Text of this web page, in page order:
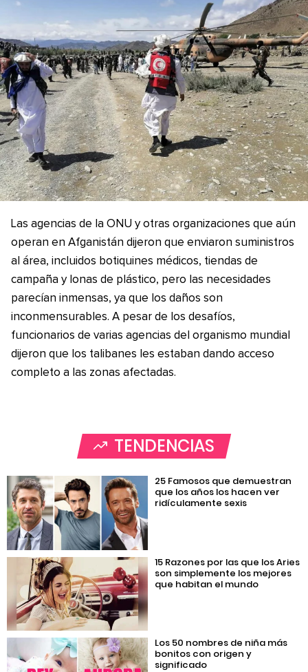
Las agencias de la ONU y otras organizaciones que aún
operan en Afganistán dijeron que enviaron suministros
al área, incluidos botiquines médicos, tiendas de
campaña y lonas de plástico, pero las necesidades
parecían inmensas, ya que los daños son
inconmensurables. A pesar de los desafíos,
funcionarios de varias agencias del organismo mundial
dijeron que los talibanes les estaban dando acceso
completo a las zonas afectadas.
TENDENCIAS
25 Famosos que demuestran
que los años los hacen ver
ridículamente sexis
15 Razones por las que los Aries
son simplemente los mejores
que habitan el mundo
Los 50 nombres de niña más
bonitos con origen y
significado